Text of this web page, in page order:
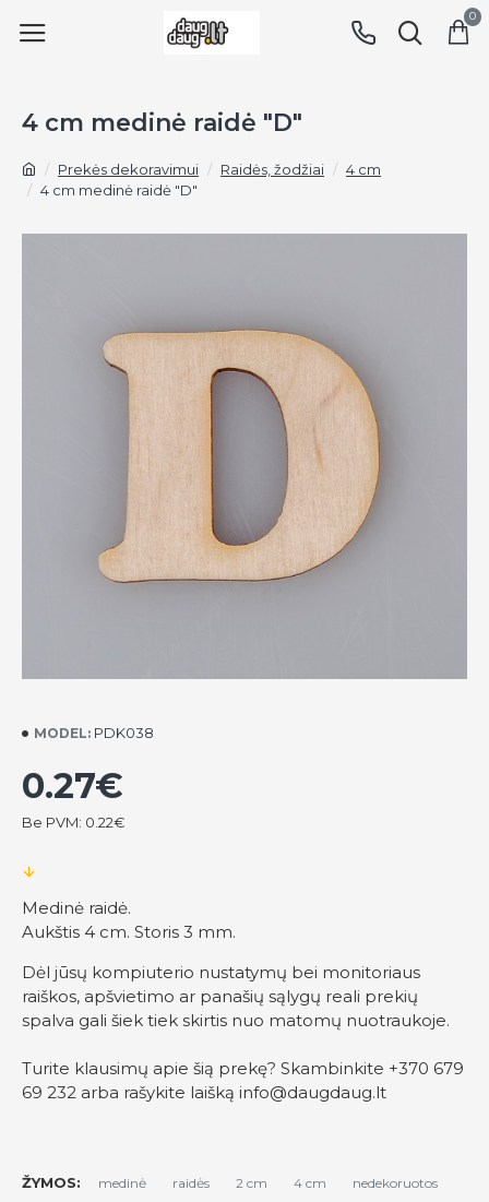
0
Prekės dekoravimui Raidės, žodžiai
4 cm
4 cm medinė raidė "D"
4 cm medinė raidė "D"
MODEL: PDK038
0.27€
Be PVM: 0.22€
Medinė raidė.
Aukštis 4 cm. Storis 3 mm.
Dėl jūsų kompiuterio nustatymų bei monitoriaus
raiškos, apšvietimo ar panašių sąlygų reali prekių
spalva gali šiek tiek skirtis nuo matomų nuotraukoje.
Turite klausimų apie šią prekę? Skambinkite +370 679
69 232 arba rašykite laišką info@daugdaug.lt
ŽYMOS: medinė raidės 2 cm 4 cm
nedekoruotos